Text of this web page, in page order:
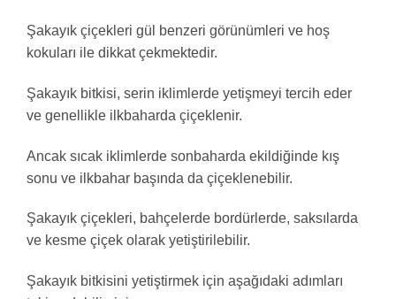
Şakayık çiçekleri gül benzeri görünümleri ve hoş
kokuları ile dikkat çekmektedir.
Şakayık bitkisi, serin iklimlerde yetişmeyi tercih eder
ve genellikle ilkbaharda çiçeklenir.
Ancak sıcak iklimlerde sonbaharda ekildiğinde kış
sonu ve ilkbahar başında da çiçeklenebilir.
Şakayık çiçekleri, bahçelerde bordürlerde, saksılarda
ve kesme çiçek olarak yetiştirilebilir.
Şakayık bitkisini yetiştirmek için aşağıdaki adımları